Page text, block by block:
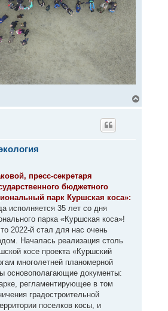
е
пресс-секретаря
бюджетного
парк Куршская коса»:
исполняется 35 лет со дня
парка «Куршская коса»!
2022-й стал для нас очень
Началась реализация столь
косе проекта «Куршский
многолетней планомерной
основополагающие документы:
регламентирующее в том
градостроительной
поселков косы, и